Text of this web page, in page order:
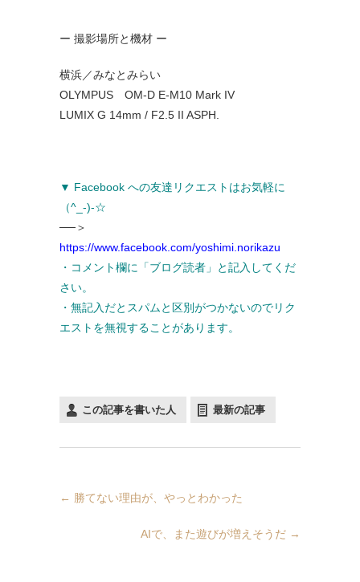
ー 撮影場所と機材 ー
横浜／みなとみらい
OLYMPUS OM-D E-M10 Mark IV
LUMIX G 14mm / F2.5 II ASPH.
▼ Facebook への友達リクエストはお気軽に
（^_-)-☆
──＞
https://www.facebook.com/yoshimi.norikazu
・コメント欄に「ブログ読者」と記入してくだ
さい。
・無記入だとスパムと区別がつかないのでリク
エストを無視することがあります。
この記事を書いた人 最新の記事
← 勝てない理由が、やっとわかった
AIで、また遊びが増えそうだ →